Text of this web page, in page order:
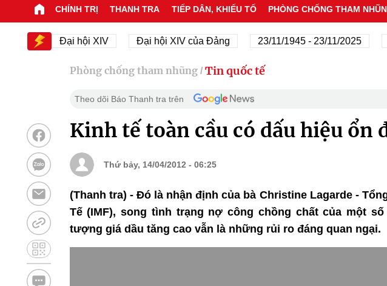
CHÍNH TRỊ THANH TRA TIẾP DÂN, KHIẾU TỐ PHÒNG CHỐNG THAM
Đại hội XIV Đại hội XIV của Đảng 23/11/1945 - 23/11/2025 80
Phòng chống tham nhũng / Tin quốc tế
Theo dõi Báo Thanh tra trên
Kinh tế toàn cầu có dấu hiệu ổn
Thứ bảy, 14/04/2012 - 06:25
(Thanh tra) - Đó là nhận định của bà Christine Lagarde -
Tế (IMF), song tình trạng nợ công chồng chất của một
tượng giá dầu tăng cao vẫn là những rủi ro đáng quan ngại.